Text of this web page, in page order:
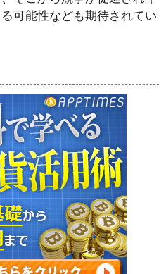
可能性なども期待されてい